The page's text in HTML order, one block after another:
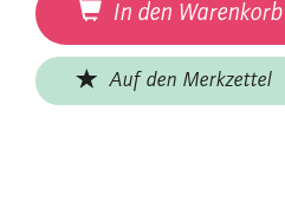
In den Warenkorb
Auf den Merkzettel